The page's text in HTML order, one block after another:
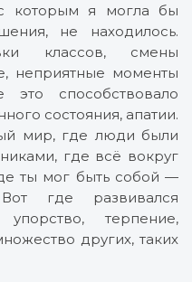
которым я могла бы
не находилось.
классов, смены
неприятные моменты
способствовало
состояния, апатии.
мир, где люди были
где всё вокруг
ты мог быть собой —
где развивался
терпение,
других, таких